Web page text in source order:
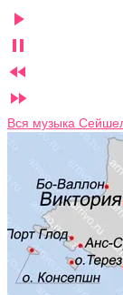




Вся музыка